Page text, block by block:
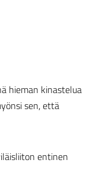
hieman kinastelua
sen, että
entinen